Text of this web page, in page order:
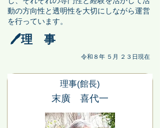
動の方向性と透明性を大切にしながら運営
を行っています。
🖊️理 事
令和８年 ５月 ２３日現在
理事(館長)
末廣 喜代一